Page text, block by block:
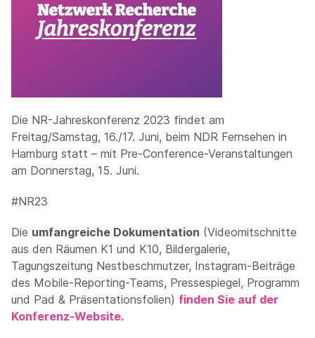
Die NR-Jahreskonferenz 2023 findet am
Freitag/Samstag, 16./17. Juni, beim NDR Fernsehen in
Hamburg statt – mit Pre-Conference-Veranstaltungen
am Donnerstag, 15. Juni.
#NR23
Die umfangreiche Dokumentation (Videomitschnitte
aus den Räumen K1 und K10, Bildergalerie,
Tagungszeitung Nestbeschmutzer, Instagram-Beiträge
des Mobile-Reporting-Teams, Pressespiegel, Programm
und Pad & Präsentationsfolien) finden Sie auf der
Konferenz-Website.